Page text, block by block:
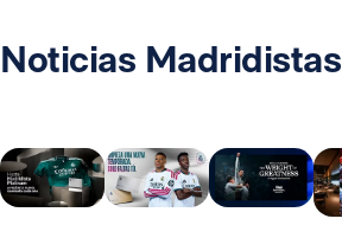
Noticias Madridistas